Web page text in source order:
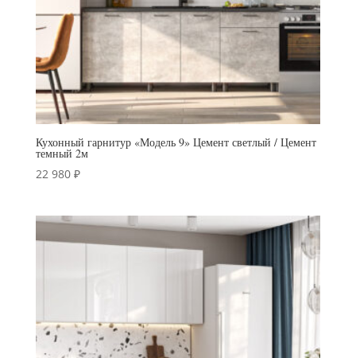
Кухонный гарнитур «Модель 9» Цемент светлый / Цемент
темный 2м
22 980 ₽